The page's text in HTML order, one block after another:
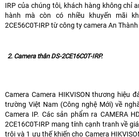
IRP của chúng tôi, khách hàng không chỉ
hành mà còn có nhiều khuyến mãi
2CE56C0T-IRP từ công ty camera An
2. Camera thân DS-2CE16C0T-IRP.
Camera Camera HIKVISON thương hiệu
trường Việt Nam (Công nghệ Mới) về
Camera IP. Các sản phẩm ra CAMERA
2CE16C0T-IRP mang tính cạnh tranh về
trội và 1 ưu thế khiến cho Camera